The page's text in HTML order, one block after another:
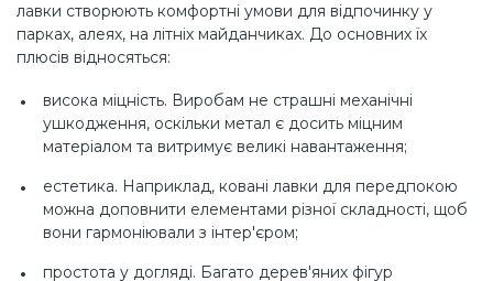
лавки створюють комфортні умови для відпочинку у
парках, алеях, на літніх майданчиках. До основних їх
плюсів відносяться:
висока міцність. Виробам не страшні механічні
ушкодження, оскільки метал є досить міцним
матеріалом та витримує великі навантаження;
естетика. Наприклад, ковані лавки для передпокою
можна доповнити елементами різної складності, щоб
вони гармоніювали з інтер'єром;
простота у догляді. Багато дерев'яних фігур